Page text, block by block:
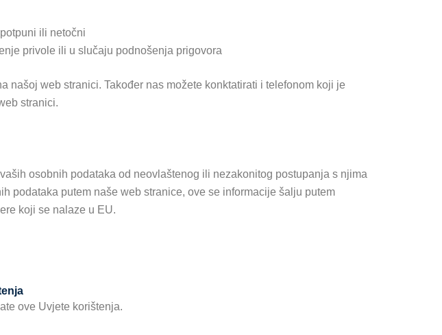
ili netočni
privole ili u slučaju podnošenja prigovora
našoj web stranici. Također nas možete konktatirati i telefonom koji je
stranici.
osobnih podataka od neovlaštenog ili nezakonitog postupanja s njima
podataka putem naše web stranice, ove se informacije šalju putem
koji se nalaze u EU.
ove Uvjete korištenja.